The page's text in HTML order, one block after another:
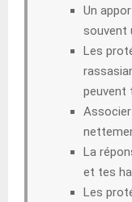
Un
souvent
Les
peuvent
La
et tes
Les